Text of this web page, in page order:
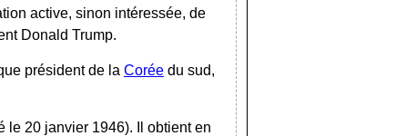
active, sinon intéressée, de
Donald Trump.
président de la Corée du sud,
le 20 janvier 1946). Il obtient en